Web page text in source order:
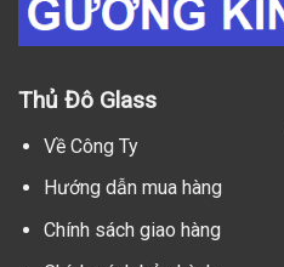
Thủ Đô Glass
Về Công Ty
Hướng dẫn mua hàng
Chính sách giao hàng